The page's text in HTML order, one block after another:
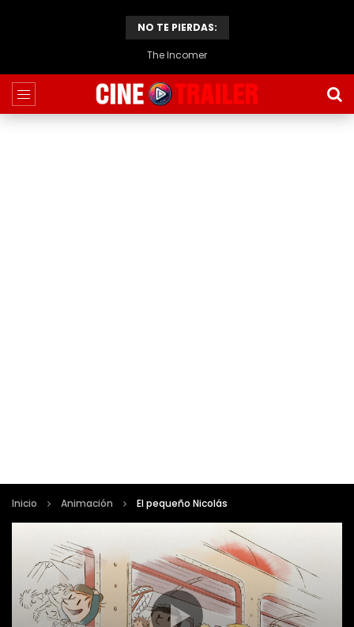
NO TE PIERDAS:
The Incomer
Inicio Animación El pequeño Nicolás